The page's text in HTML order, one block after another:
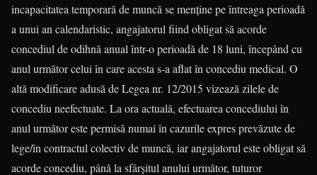
incapacitatea temporară de muncă se menţine pe întreaga perioadă
a unui an calendaristic, angajatorul fiind obligat să acorde
concediul de odihnă anual într-o perioadă de 18 luni, începând cu
anul următor celui în care acesta s-a aflat în concediu medical. O
altă modificare adusă de Legea nr. 12/2015 vizează zilele de
concediu neefectuate. La ora actuală, efectuarea concediului în
anul următor este permisă numai în cazurile expres prevăzute de
lege/în contractul colectiv de muncă, iar angajatorul este obligat să
acorde concediu, până la sfârşitul anului următor, tuturor